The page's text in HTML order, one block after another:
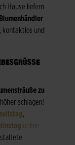
Hause liefern
kontaktlos und
V
zu
schlagen!
,
online